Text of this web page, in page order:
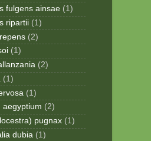
fulgens ainsae (1)
ripartii (1)
(2)
(1)
(2)
(1)
(1)
aegyptium (2)
pugnax (1)
dubia (1)